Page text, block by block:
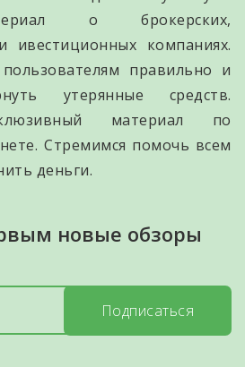
о брокерских,
ивестиционных компаниях.
правильно и
утерянные средств.
материал по
Стремимся помочь всем
деньги.
новые обзоры
Подписаться